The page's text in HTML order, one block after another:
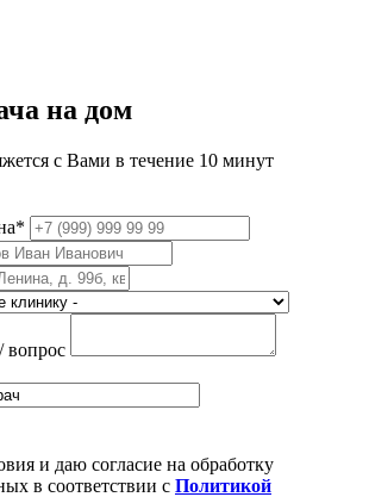
на дом
с Вами в течение 10 минут
вопрос
и даю согласие на обработку
в соответствии с Политикой